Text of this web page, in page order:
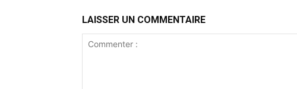
LAISSER UN COMMENTAIRE